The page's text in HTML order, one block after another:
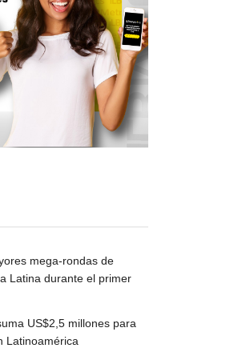
mega-rondas de
Latina durante el primer
US$2,5 millones para
Latinoamérica